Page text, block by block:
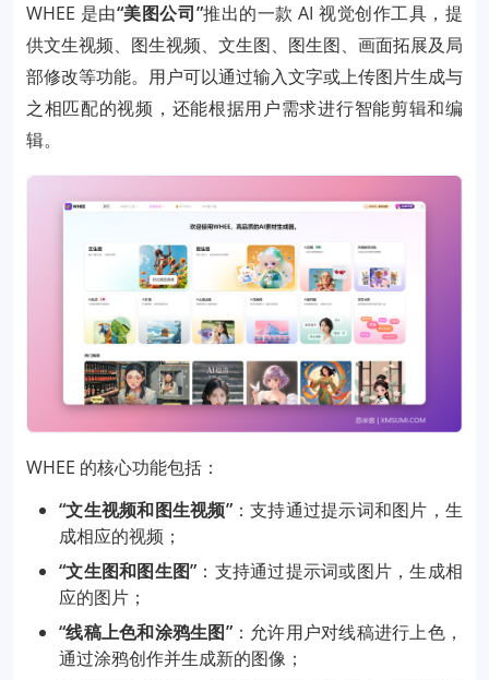
WHEE 是由“美图公司”推出的一款 AI 视觉创作工具，提
供文生视频、图生视频、文生图、图生图、画面拓展及局
部修改等功能。用户可以通过输入文字或上传图片生成与
之相匹配的视频，还能根据用户需求进行智能剪辑和编
辑。
WHEE 的核心功能包括：
“文生视频和图生视频”：支持通过提示词和图片，生
成相应的视频；
“文生图和图生图” ：支持通过提示词或图片，生成相
应的图片；
“线稿上色和涂鸦生图”：允许用户对线稿进行上色，
通过涂鸦创作并生成新的图像；